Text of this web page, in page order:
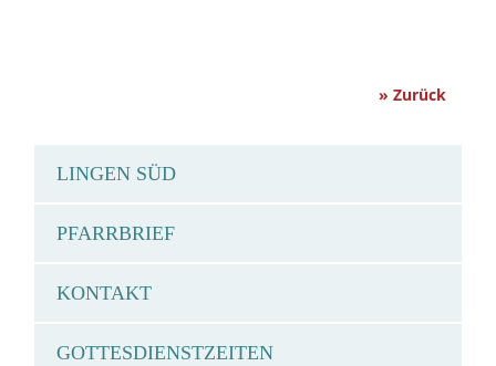
» Zurück
LINGEN SÜD
PFARRBRIEF
KONTAKT
GOTTESDIENSTZEITEN